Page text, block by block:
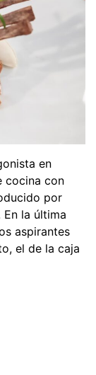
en
cocina con
por
En la última
aspirantes
el de la caja